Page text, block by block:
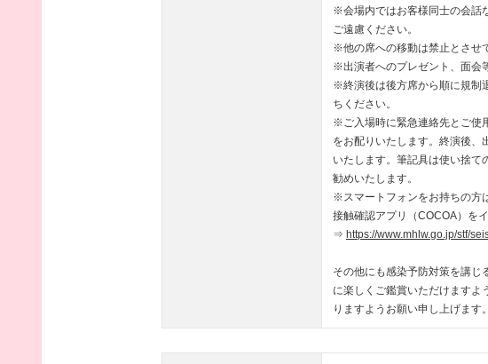
※会場内ではお客様同士の会話
ご遠慮ください。
※他の席への移動は禁止とさせ
※出演者へのプレゼント、面会
※終演後は後方席から順に規制
ちください。
※ご入場時に緊急連絡先とご使
をお配りいたします。終演後、
いたします。筆記具は使い捨て
勧めいたします。
※スマートフォンをお持ちの方
接触確認アプリ（COCOA）を
⇒ https://www.mhlw.go.jp/stf/
その他にも感染予防対策を講じ
に楽しくご鑑賞いただけますよ
りますようお願い申し上げます。